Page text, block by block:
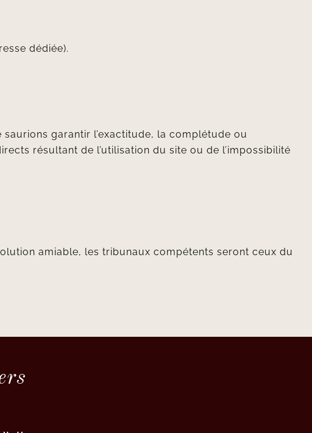
dédiée).
garantir l’exactitude, la complétude ou
résultant de l’utilisation du site ou de l’impossibilité
amiable, les tribunaux compétents seront ceux du